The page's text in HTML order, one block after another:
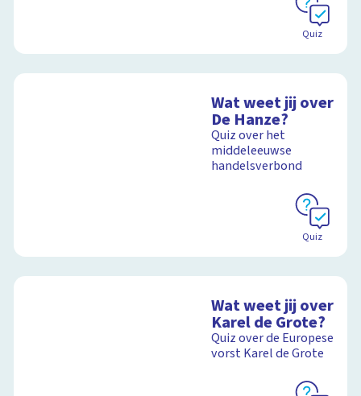
Quiz
Wat weet jij over
De Hanze?
Quiz over het
middeleeuwse
handelsverbond
Quiz
Wat weet jij over
Karel de Grote?
Quiz over de Europese
vorst Karel de Grote